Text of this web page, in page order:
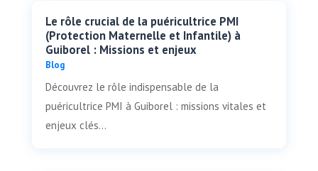
Le rôle crucial de la puéricultrice PMI
(Protection Maternelle et Infantile) à
Guiborel : Missions et enjeux
Blog
Découvrez le rôle indispensable de la
puéricultrice PMI à Guiborel : missions vitales et
enjeux clés...